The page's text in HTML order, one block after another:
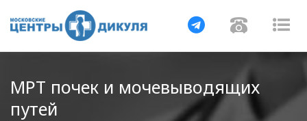
Навигация
МРТ почек и мочевыводящих
путей